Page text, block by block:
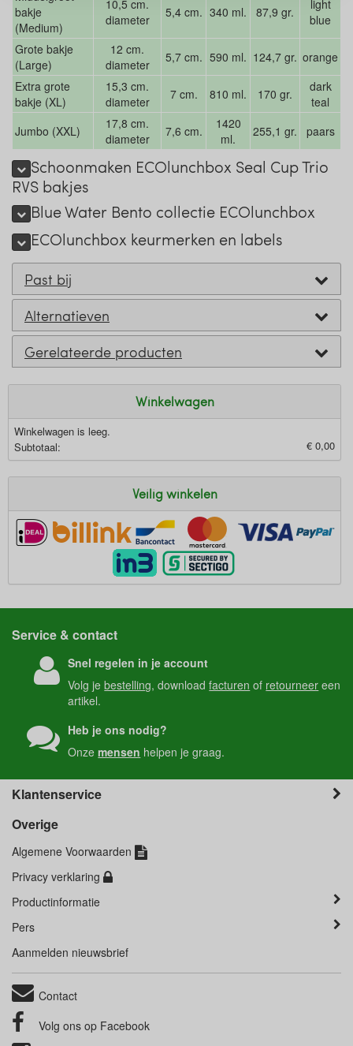
bakje
(Medium)
10,5 cm.
diameter
5,4 cm. 340 ml. 87,9 gr.
light
blue
Grote bakje
(Large)
12 cm.
diameter
5,7 cm. 590 ml. 124,7 gr. orange
Extra grote
bakje (XL)
15,3 cm.
diameter
7 cm. 810 ml. 170 gr.
dark
teal
Jumbo (XXL)
17,8 cm.
diameter
7,6 cm.
1420
ml.
255,1 gr. paars
Schoonmaken ECOlunchbox Seal Cup Trio
RVS bakjes
Blue Water Bento collectie ECOlunchbox
ECOlunchbox keurmerken en labels
Past bij
Alternatieven
Gerelateerde producten
Winkelwagen
Winkelwagen is leeg.
Subtotaal:
€ 0,00
Veilig winkelen
Service & contact
Snel regelen in je account
Volg jebestelling, downloadfacturen of retourneer een
artikel.
Heb je ons nodig?
Onzemensen helpen je graag.
Klantenservice
Overige
Algemene Voorwaarden
Privacy verklaring
Productinformatie
Pers
Aanmelden nieuwsbrief
Contact
Volg ons op Facebook